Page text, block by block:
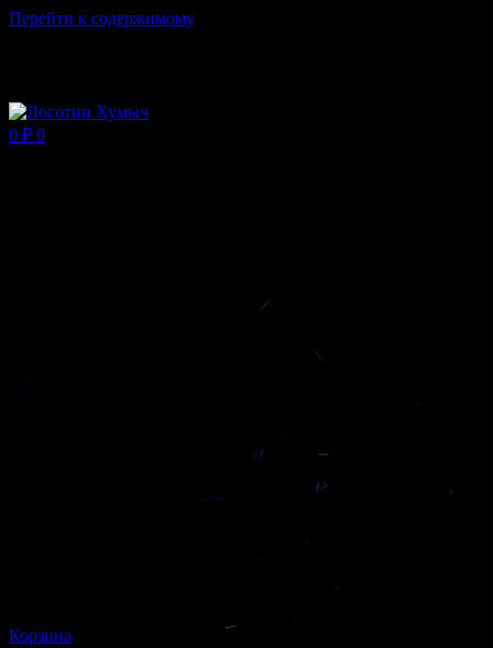
Перейти к содержимому
0 ₽ 0
Корзина